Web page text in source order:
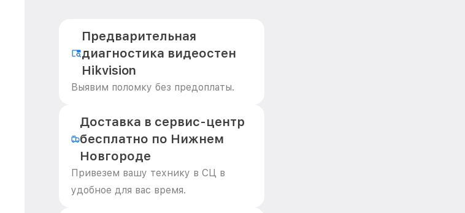
Предварительная
диагностика видеостен
Hikvision
Выявим поломку без предоплаты.
Доставка в сервис-центр
бесплатно по Нижнем
Новгороде
Привезем вашу технику в СЦ в
удобное для вас время.